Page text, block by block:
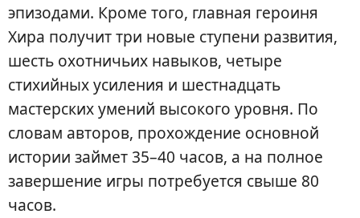
эпизодами. Кроме того, главная героиня
Хира получит три новые ступени развития,
шесть охотничьих навыков, четыре
стихийных усиления и шестнадцать
мастерских умений высокого уровня. По
словам авторов, прохождение основной
истории займет 35–40 часов, а на полное
завершение игры потребуется свыше 80
часов.